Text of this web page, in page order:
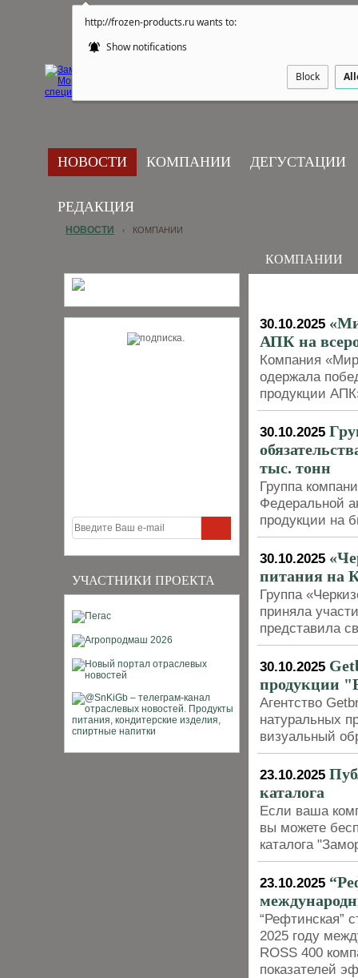
http://frozen-products.ru wants to:
Show notifications
Block
НОВОСТИ КОМПАНИИ ДЕГУСТАЦИИ
РЕДАКЦИЯ
УЧАСТНИКИ ПРОЕКТА
НОВОСТИ › КОМПАНИИ
КОМПАНИИ
30.10.2025
АПК на
Компания
одержала
продукции
30.10.2025
тыс. тонн
Группа
Федеральной
продукции на
30.10.2025
питания на
Группа
приняла
представила
30.10.2025
продукции
Агентство
натуральных
визуальный
23.10.2025
каталога
Если ваша
вы можете
каталога
23.10.2025
“Рефтинская”
2025 году
ROSS 400
показателей